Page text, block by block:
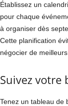
Établissez un
pour chaque
à organiser dès
Cette planification
négocier de meilleurs
Suivez votre
Tenez un tableau de